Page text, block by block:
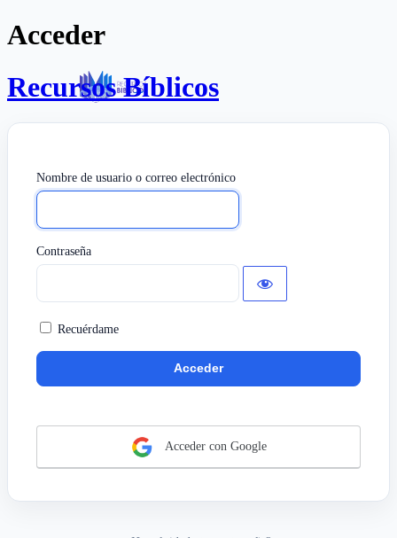
Acceder
Recursos Bíblicos
Nombre de usuario o correo electrónico
Contraseña
Recuérdame
Acceder con Google